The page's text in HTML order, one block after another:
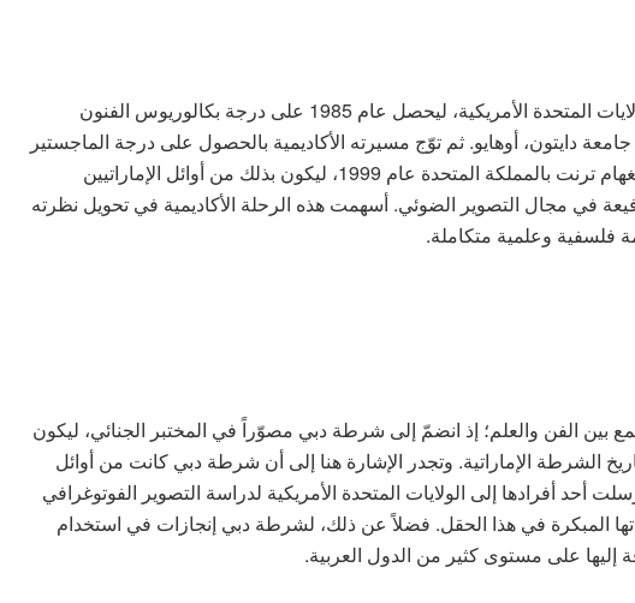
عبر العوضي المحيط الأطلسي نحو الولايات المتحدة الأمريكية، ليحصل عام 1985 على درجة بكالوريوس الفنون
دايتون، أوهايو. ثم توّج مسيرته الأكاديمية بالحصول على درجة الماجستير
في الفنون / فوتوغرافيا من جامعة نوتنغهام ترنت بالمملكة المتحدة عام 1999، ليكون بذلك من أوائل الإماراتيين
في مجال التصوير الضوئي. أسهمت هذه الرحلة الأكاديمية في تحويل نظرته
فلسفية وعلمية متكاملة.
بين الفن والعلم؛ إذ انضمّ إلى شرطة دبي مصوّراً في المختبر الجنائي، ليكون
الشرطة الإماراتية. وتجدر الإشارة هنا إلى أن شرطة دبي كانت من أوائل
أحد أفرادها إلى الولايات المتحدة الأمريكية لدراسة التصوير الفوتوغرافي
ريادتها المبكرة في هذا الحقل. فضلاً عن ذلك، لشرطة دبي إنجازات في استخدام
إليها على مستوى كثير من الدول العربية.